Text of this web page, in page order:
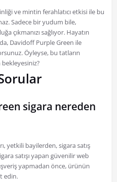
ve mintin ferahlatıcı etkisi ile bu
Sadece bir yudum bile,
çıkmanızı sağlıyor. Hayatın
Davidoff Purple Green ile
Öyleyse, bu tatların
sigara nereden
yetkili bayilerden, sigara satış
satışı yapan güvenilir web
yapmadan önce, ürünün
edin.